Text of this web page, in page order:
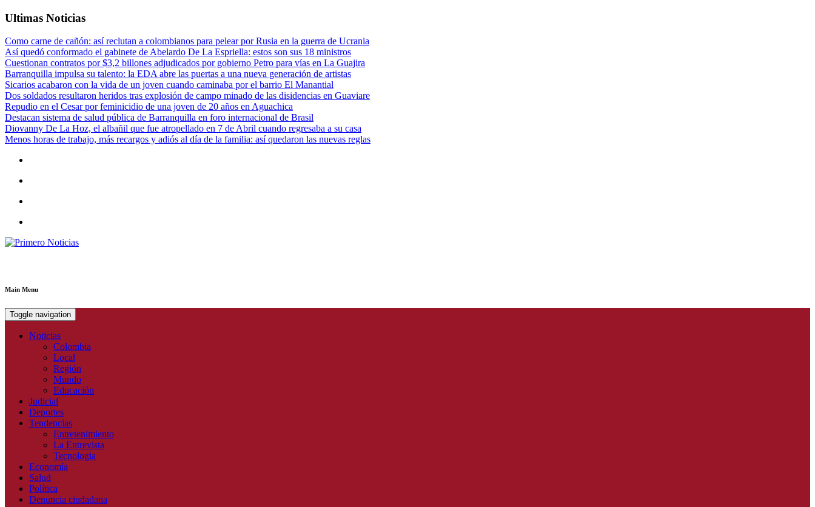
Ultimas Noticias
Como carne de cañón: así reclutan a colombianos para pelear por Rusia en la guerra de Ucrania
Así quedó conformado el gabinete de Abelardo De La Espriella: estos son sus 18 ministros
Cuestionan contratos por $3,2 billones adjudicados por gobierno Petro para vías en La Guajira
Barranquilla impulsa su talento: la EDA abre las puertas a una nueva generación de artistas
Sicarios acabaron con la vida de un joven cuando caminaba por el barrio El Manantial
Dos soldados resultaron heridos tras explosión de campo minado de las disidencias en Guaviare
Repudio en el Cesar por feminicidio de una joven de 20 años en Aguachica
Destacan sistema de salud pública de Barranquilla en foro internacional de Brasil
Diovanny De La Hoz, el albañil que fue atropellado en 7 de Abril cuando regresaba a su casa
Menos horas de trabajo, más recargos y adiós al día de la familia: así quedaron las nuevas reglas
Main Menu
Toggle navigation
Noticias
Colombia
Local
Región
Mundo
Educación
Judicial
Deportes
Tendencias
Entretenimiento
La Entrevista
Tecnologia
Economía
Salud
Política
Denuncia ciudadana